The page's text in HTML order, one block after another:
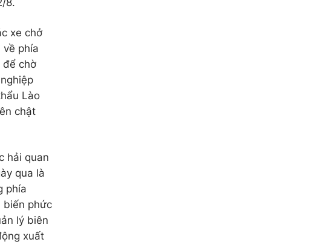
8.
xe chở
về phía
để chờ
Lào
chật
hải quan
qua là
phía
biến phức
lý biên
xuất